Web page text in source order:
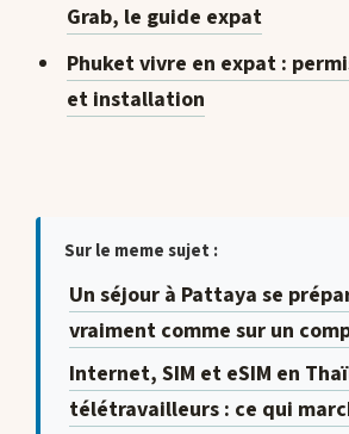
Grab, le guide expat
Phuket vivre en expat :
et installation
Sur le meme sujet :
Un séjour à Pattaya se
vraiment comme sur un
Internet, SIM et eSIM en
télétravailleurs : ce qui